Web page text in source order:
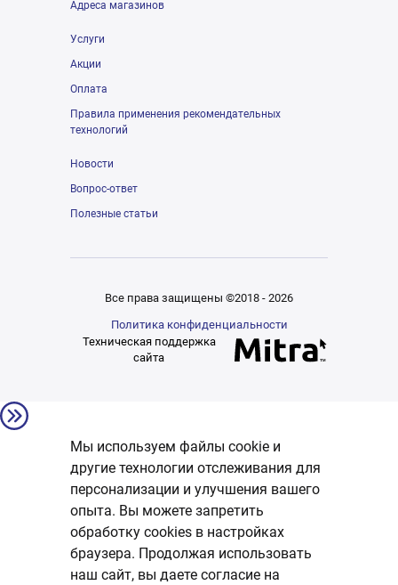
Адреса магазинов
Услуги
Акции
Оплата
Правила применения рекомендательных
технологий
Новости
Вопрос-ответ
Полезные статьи
Все права защищены ©2018 - 2026
Политика конфиденциальности
Техническая поддержка
сайта
Мы используем файлы cookie и
другие технологии отслеживания для
персонализации и улучшения вашего
опыта. Вы можете запретить
обработку сookies в настройках
браузера. Продолжая использовать
наш сайт, вы даете согласие на